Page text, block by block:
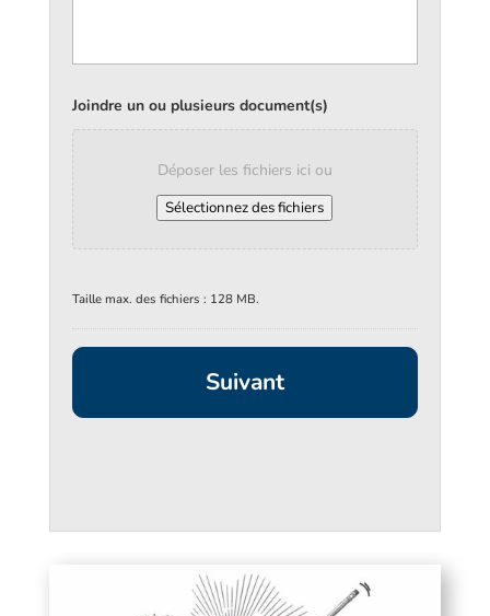
Joindre un ou plusieurs document(s)
Déposer les fichiers ici ou
Sélectionnez des fichiers
Taille max. des fichiers : 128 MB.